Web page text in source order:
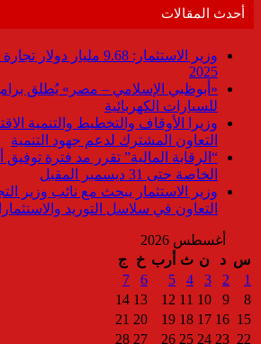
أحدث المقالات
وزير الاستثمار: 9.68
2025
«أبوظبي الإسلامي – مصر» يُطلق
للسيارات الكهربائية
وزيرا الأوقاف والتخطيط والتنمية
التعاون المشترك لدعم جهود التنمية
“الرقابة المالية” تقرر مد فترة
الخاصة حتى 31 ديسمبر المقبل
وزير الاستثمار يبحث مع نائب وزير
التعاون في سلاسل التوريد
أغسطس 2026
س د ن ث أرب خ
ج
1
2
3
4
5
6
7
8
9
10
11
12
13
14
15
16
17
18
19
20
21
22
23
24
25
26
27
28